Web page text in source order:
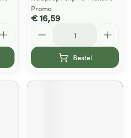
Promo
€ 16,59
Bestel